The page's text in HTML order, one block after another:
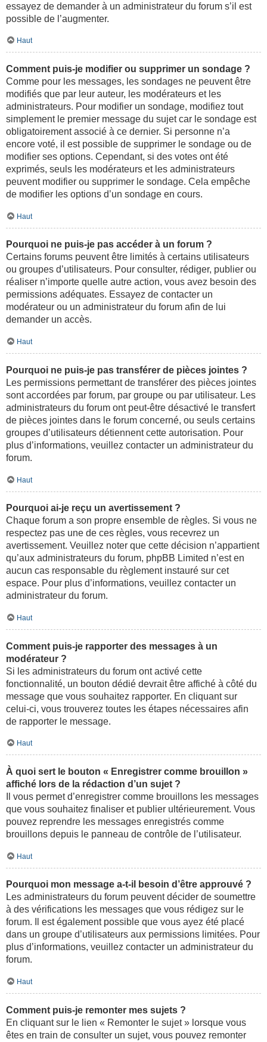
essayez de demander à un administrateur du forum s’il est
possible de l’augmenter.
Haut
Comment puis-je modifier ou supprimer un sondage ?
Comme pour les messages, les sondages ne peuvent être
modifiés que par leur auteur, les modérateurs et les
administrateurs. Pour modifier un sondage, modifiez tout
simplement le premier message du sujet car le sondage est
obligatoirement associé à ce dernier. Si personne n’a
encore voté, il est possible de supprimer le sondage ou de
modifier ses options. Cependant, si des votes ont été
exprimés, seuls les modérateurs et les administrateurs
peuvent modifier ou supprimer le sondage. Cela empêche
de modifier les options d’un sondage en cours.
Haut
Pourquoi ne puis-je pas accéder à un forum ?
Certains forums peuvent être limités à certains utilisateurs
ou groupes d’utilisateurs. Pour consulter, rédiger, publier ou
réaliser n’importe quelle autre action, vous avez besoin des
permissions adéquates. Essayez de contacter un
modérateur ou un administrateur du forum afin de lui
demander un accès.
Haut
Pourquoi ne puis-je pas transférer de pièces jointes ?
Les permissions permettant de transférer des pièces jointes
sont accordées par forum, par groupe ou par utilisateur. Les
administrateurs du forum ont peut-être désactivé le transfert
de pièces jointes dans le forum concerné, ou seuls certains
groupes d’utilisateurs détiennent cette autorisation. Pour
plus d’informations, veuillez contacter un administrateur du
forum.
Haut
Pourquoi ai-je reçu un avertissement ?
Chaque forum a son propre ensemble de règles. Si vous ne
respectez pas une de ces règles, vous recevrez un
avertissement. Veuillez noter que cette décision n’appartient
qu’aux administrateurs du forum, phpBB Limited n’est en
aucun cas responsable du règlement instauré sur cet
espace. Pour plus d’informations, veuillez contacter un
administrateur du forum.
Haut
Comment puis-je rapporter des messages à un
modérateur ?
Si les administrateurs du forum ont activé cette
fonctionnalité, un bouton dédié devrait être affiché à côté du
message que vous souhaitez rapporter. En cliquant sur
celui-ci, vous trouverez toutes les étapes nécessaires afin
de rapporter le message.
Haut
À quoi sert le bouton « Enregistrer comme brouillon »
affiché lors de la rédaction d’un sujet ?
Il vous permet d’enregistrer comme brouillons les messages
que vous souhaitez finaliser et publier ultérieurement. Vous
pouvez reprendre les messages enregistrés comme
brouillons depuis le panneau de contrôle de l’utilisateur.
Haut
Pourquoi mon message a-t-il besoin d’être approuvé ?
Les administrateurs du forum peuvent décider de soumettre
à des vérifications les messages que vous rédigez sur le
forum. Il est également possible que vous ayez été placé
dans un groupe d’utilisateurs aux permissions limitées. Pour
plus d’informations, veuillez contacter un administrateur du
forum.
Haut
Comment puis-je remonter mes sujets ?
En cliquant sur le lien « Remonter le sujet » lorsque vous
êtes en train de consulter un sujet, vous pouvez remonter